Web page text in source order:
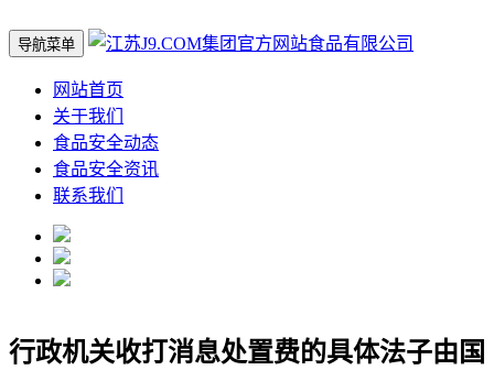
导航菜单
网站首页
关于我们
食品安全动态
食品安全资讯
联系我们
行政机关收打消息处置费的具体法子由国